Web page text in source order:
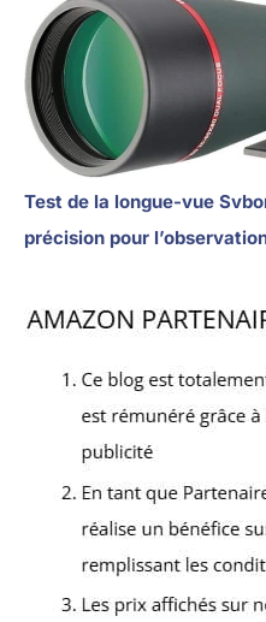
Test de la longue-vue
précision pour